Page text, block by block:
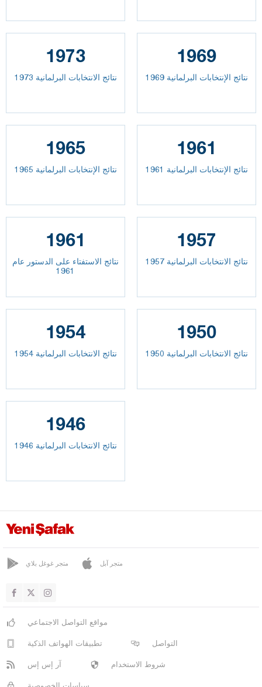
1973
نتائج الانتخابات البرلمانية 1973
1969
نتائج الإنتخابات البرلمانية 1969
1965
نتائج الإنتخابات البرلمانية 1965
1961
نتائج الإنتخابات البرلمانية 1961
1961
نتائج الاستفتاء على الدستور عام
1961
1957
نتائج الانتخابات البرلمانية 1957
1954
نتائج الانتخابات البرلمانية 1954
1950
نتائج الانتخابات البرلمانية 1950
1946
نتائج الانتخابات البرلمانية 1946
متجر غوغل بلاي متجر آبل
مواقع التواصل الاجتماعي
تطبيقات الهواتف الذكية التواصل
آر إس إس شروط الاستخدام